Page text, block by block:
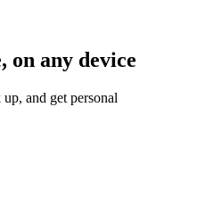
on any device
and get personal